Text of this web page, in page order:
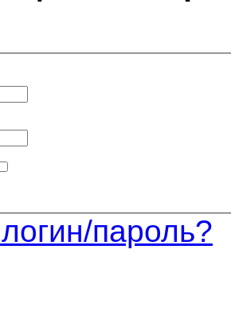
пароль?